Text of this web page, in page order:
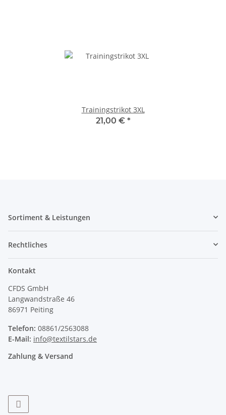
Trainingstrikot 3XL
21,00 € *
Sortiment & Leistungen
Rechtliches
Kontakt
CFDS GmbH
Langwandstraße 46
86971 Peiting
Telefon: 08861/2563088
E-Mail: info@textilstars.de
Zahlung & Versand